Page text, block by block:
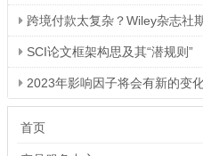
跨境付款太复杂？Wiley杂志社
付版面费
SCI论文框架构思及其“潜规则”
2023年影响因子将会有新的变
首页